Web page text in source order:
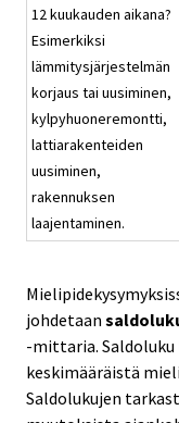
12 kuukauden aikana?
Esimerkiksi
lämmitysjärjestelmän
korjaus tai uusiminen,
kylpyhuoneremontti,
lattiarakenteiden
uusiminen,
rakennuksen
laajentaminen.
johdetaan
-mittaria.
keskimääräistä
Saldolukujen